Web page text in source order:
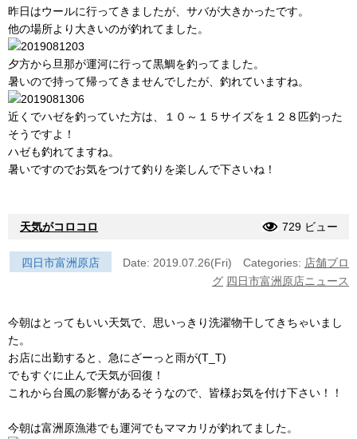
昨日はウールに行ってきましたが、サバが大きかったです。
他の場所より大きいのが釣れてました。
夕方から旦那が運河に行って黒鯛を釣ってました。
暑いので持って帰ってきませんでしたが、釣れていますね。
近くでハゼを釣っていた方は、１０～１５サイズを１２８匹釣った
そうですよ！
ハゼも釣れてますね。
暑いですのでお気をつけて釣りを楽しんで下さいね！
天気がコロコロ 729 ビュー
四日市富洲原店 Date: 2019.07.26(Fri) Categories: 店舗ブロ
グ 四日市富洲原店ニュース
今朝はとってもいい天気で、思いっきり洗濯物干してきちゃいまし
た。
お店に出勤すると、急にざーっと雨が(T_T)
でもすぐに止んで天気が回復！
これから台風の影響があるそうなので、皆様お気を付け下さい！！
今朝は富洲原漁港でも運河でもママカリが釣れてました。